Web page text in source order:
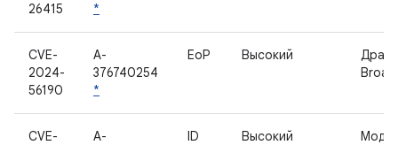
26415
*
CVE-
2024-
56190
A-
376740254
*
EoP Высокий
CVE-
A-
ID Высокий